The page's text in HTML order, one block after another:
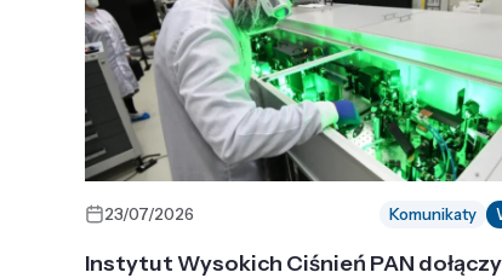
23/07/2026 Komunikaty
Instytut Wysokich Ciśnień PAN